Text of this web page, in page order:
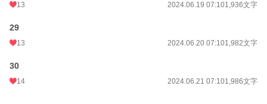
13 2024.06.19 07:101,936文字
29
13 2024.06.20 07:101,982文字
30
14 2024.06.21 07:101,986文字